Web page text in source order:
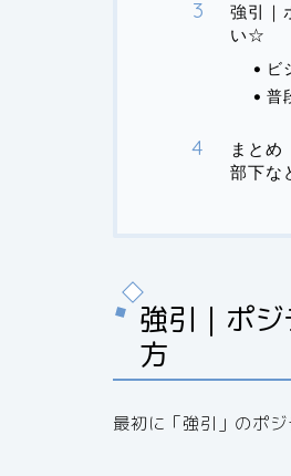
強引｜
い☆
ビ
普
まと
部下な
強引｜ポ
方
最初に「強引」のポ